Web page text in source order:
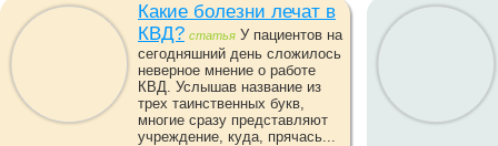
Какие болезни лечат в
КВД? статья У пациентов на
сегодняшний день сложилось
неверное мнение о работе
КВД. Услышав название из
трех таинственных букв,
многие сразу представляют
учреждение, куда, прячась...